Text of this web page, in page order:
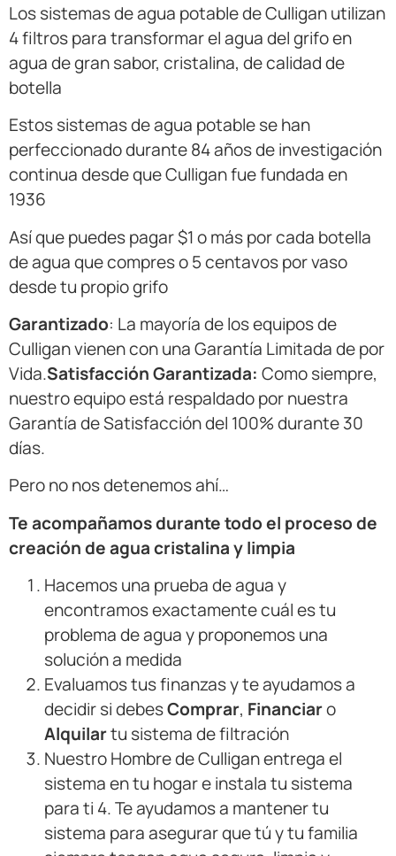
Los sistemas de agua potable de Culligan utilizan
4 filtros para transformar el agua del grifo en
agua de gran sabor, cristalina, de calidad de
botella
Estos sistemas de agua potable se han
perfeccionado durante 84 años de investigación
continua desde que Culligan fue fundada en
1936
Así que puedes pagar $1 o más por cada botella
de agua que compres o 5 centavos por vaso
desde tu propio grifo
Garantizado: La mayoría de los equipos de
Culligan vienen con una Garantía Limitada de por
Vida.Satisfacción Garantizada: Como siempre,
nuestro equipo está respaldado por nuestra
Garantía de Satisfacción del 100% durante 30
días.
Pero no nos detenemos ahí…
Te acompañamos durante todo el proceso de
creación de agua cristalina y limpia
Hacemos una prueba de agua y
encontramos exactamente cuál es tu
problema de agua y proponemos una
solución a medida
Evaluamos tus finanzas y te ayudamos a
decidir si debesComprar, Financiaro
Alquilartu sistema de filtración
Nuestro Hombre de Culligan entrega el
sistema en tu hogar e instala tu sistema
para ti 4. Te ayudamos a mantener tu
sistema para asegurar que tú y tu familia